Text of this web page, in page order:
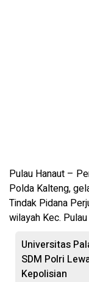
Pulau Hanaut –
Polda Kalteng,
Tindak Pidana
wilayah Kec.
Universitas
SDM Polri
Kepolisian